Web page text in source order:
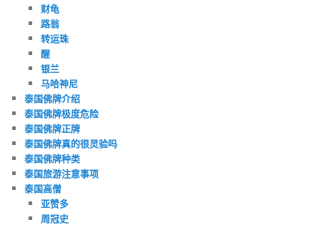
财龟
路翁
转运珠
醒
银兰
马哈神尼
泰国佛牌介绍
泰国佛牌极度危险
泰国佛牌正牌
泰国佛牌真的很灵验吗
泰国佛牌种类
泰国旅游注意事项
泰国高僧
亚赞多
周冠史